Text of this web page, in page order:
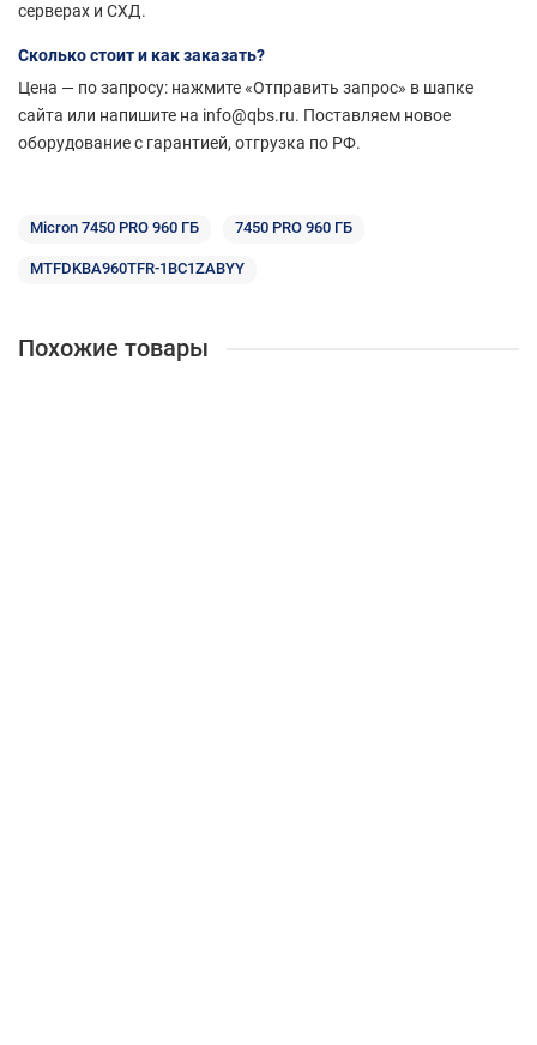
серверах и СХД.
Сколько стоит и как заказать?
Цена — по запросу: нажмите «Отправить запрос» в шапке
сайта или напишите на info@qbs.ru. Поставляем новое
оборудование с гарантией, отгрузка по РФ.
Micron 7450 PRO 960 ГБ 7450 PRO 960 ГБ
MTFDKBA960TFR-1BC1ZABYY
Похожие товары